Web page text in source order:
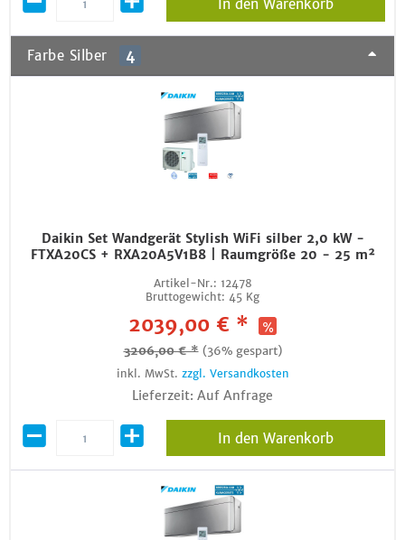
In den Warenkorb
Farbe Silber 4
Daikin Set Wandgerät Stylish WiFi silber 2,0 kW -
FTXA20CS + RXA20A5V1B8 | Raumgröße 20 - 25 m²
Artikel-Nr.: 12478
Bruttogewicht: 45 Kg
2039,00 € *
3206,00 € * (36% gespart)
inkl. MwSt. zzgl. Versandkosten
Lieferzeit: Auf Anfrage
In den Warenkorb